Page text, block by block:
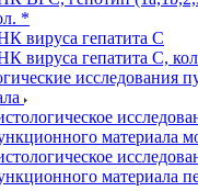
*
вируса гепатита C
вируса гепатита C,
исследования
материала
материала